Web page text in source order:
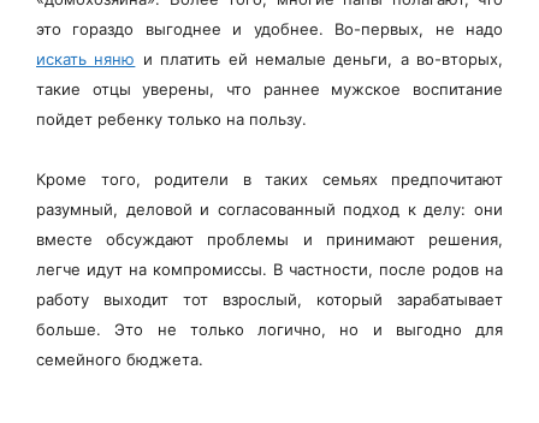
это гораздо выгоднее и удобнее. Во-первых, не надо
искать няню и платить ей немалые деньги, а во-вторых,
такие отцы уверены, что раннее мужское воспитание
пойдет ребенку только на пользу.
Кроме того, родители в таких семьях предпочитают
разумный, деловой и согласованный подход к делу: они
вместе обсуждают проблемы и принимают решения,
легче идут на компромиссы. В частности, после родов на
работу выходит тот взрослый, который зарабатывает
больше. Это не только логично, но и выгодно для
семейного бюджета.